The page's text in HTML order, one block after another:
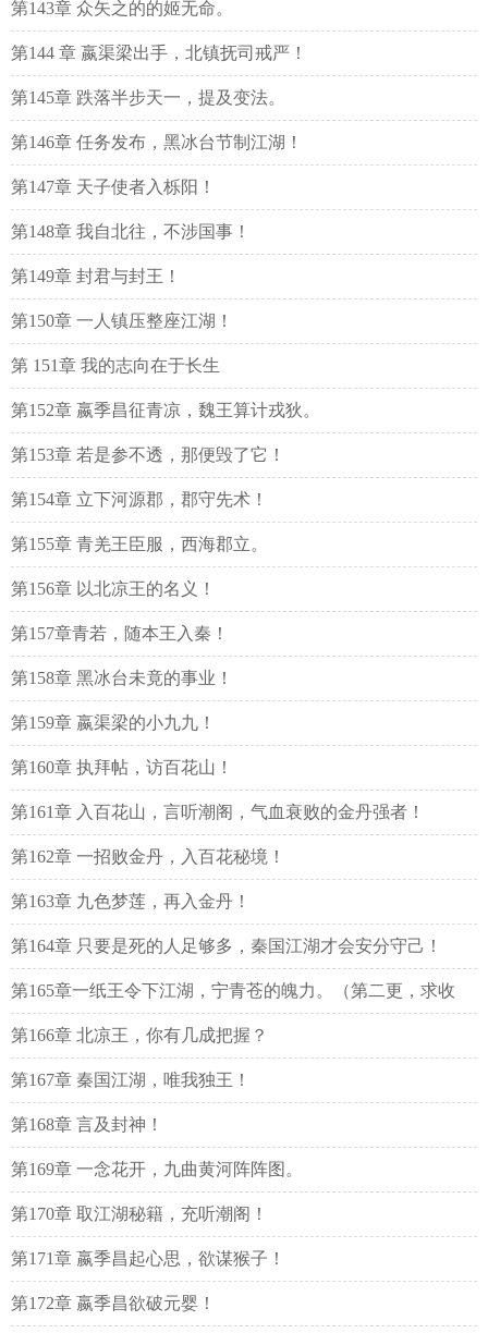
第143章 众矢之的的姬无命。
第144 章 嬴渠梁出手，北镇抚司戒严！
第145章 跌落半步天一，提及变法。
第146章 任务发布，黑冰台节制江湖！
第147章 天子使者入栎阳！
第148章 我自北往，不涉国事！
第149章 封君与封王！
第150章 一人镇压整座江湖！
第 151章 我的志向在于长生
第152章 嬴季昌征青凉，魏王算计戎狄。
第153章 若是参不透，那便毁了它！
第154章 立下河源郡，郡守先术！
第155章 青羌王臣服，西海郡立。
第156章 以北凉王的名义！
第157章青若，随本王入秦！
第158章 黑冰台未竟的事业！
第159章 嬴渠梁的小九九！
第160章 执拜帖，访百花山！
第161章 入百花山，言听潮阁，气血衰败的金丹强者！
第162章 一招败金丹，入百花秘境！
第163章 九色梦莲，再入金丹！
第164章 只要是死的人足够多，秦国江湖才会安分守己！
第165章一纸王令下江湖，宁青苍的魄力。（第二更，求收
藏，求订阅）
第166章 北凉王，你有几成把握？
第167章 秦国江湖，唯我独王！
第168章 言及封神！
第169章 一念花开，九曲黄河阵阵图。
第170章 取江湖秘籍，充听潮阁！
第171章 嬴季昌起心思，欲谋猴子！
第172章 嬴季昌欲破元婴！